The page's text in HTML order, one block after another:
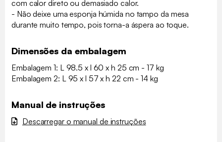
com calor direto ou demasiado calor.
- Não deixe uma esponja húmida no tampo da mesa
durante muito tempo, pois torna-a áspera ao toque.
Dimensões da embalagem
Embalagem 1: L 98.5 x l 60 x h 25 cm - 17 kg
Embalagem 2: L 95 x l 57 x h 22 cm - 14 kg
Manual de instruções
Descarregar o manual de instruções